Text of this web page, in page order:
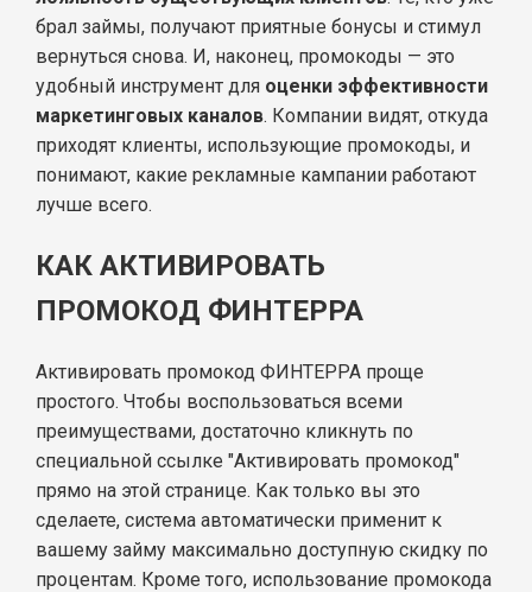
брал займы, получают приятные бонусы и стимул
вернуться снова. И, наконец, промокоды — это
удобный инструмент для оценки эффективности
маркетинговых каналов. Компании видят, откуда
приходят клиенты, использующие промокоды, и
понимают, какие рекламные кампании работают
лучше всего.
КАК АКТИВИРОВАТЬ
ПРОМОКОД ФИНТЕРРА
Активировать промокод ФИНТЕРРА проще
простого. Чтобы воспользоваться всеми
преимуществами, достаточно кликнуть по
специальной ссылке "Активировать промокод"
прямо на этой странице. Как только вы это
сделаете, система автоматически применит к
вашему займу максимально доступную скидку по
процентам. Кроме того, использование промокода